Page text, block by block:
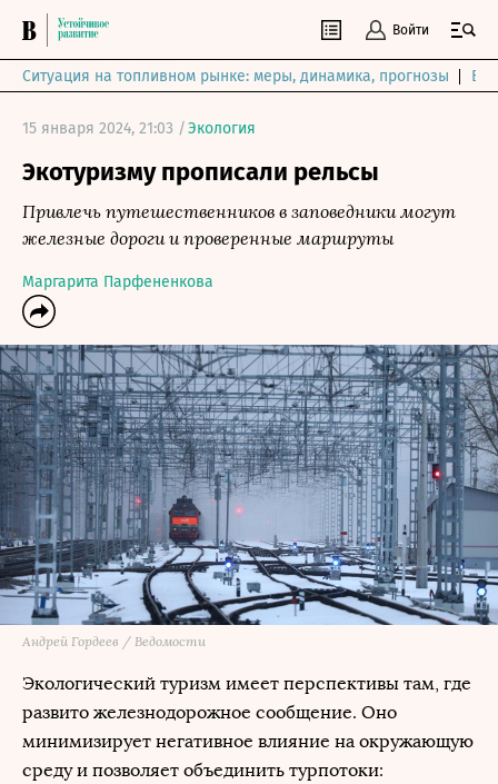
Войти
Ситуация на топливном рынке: меры, динамика, прогнозы
15 января 2024, 21:03 /Экология
Экотуризму прописали рельсы
Привлечь путешественников в заповедники могут
железные дороги и проверенные маршруты
Маргарита Парфененкова
Андрей Гордеев / Ведомости
Экологический туризм имеет перспективы там, где
развито железнодорожное сообщение. Оно
минимизирует негативное влияние на окружающую
среду и позволяет объединить турпотоки: